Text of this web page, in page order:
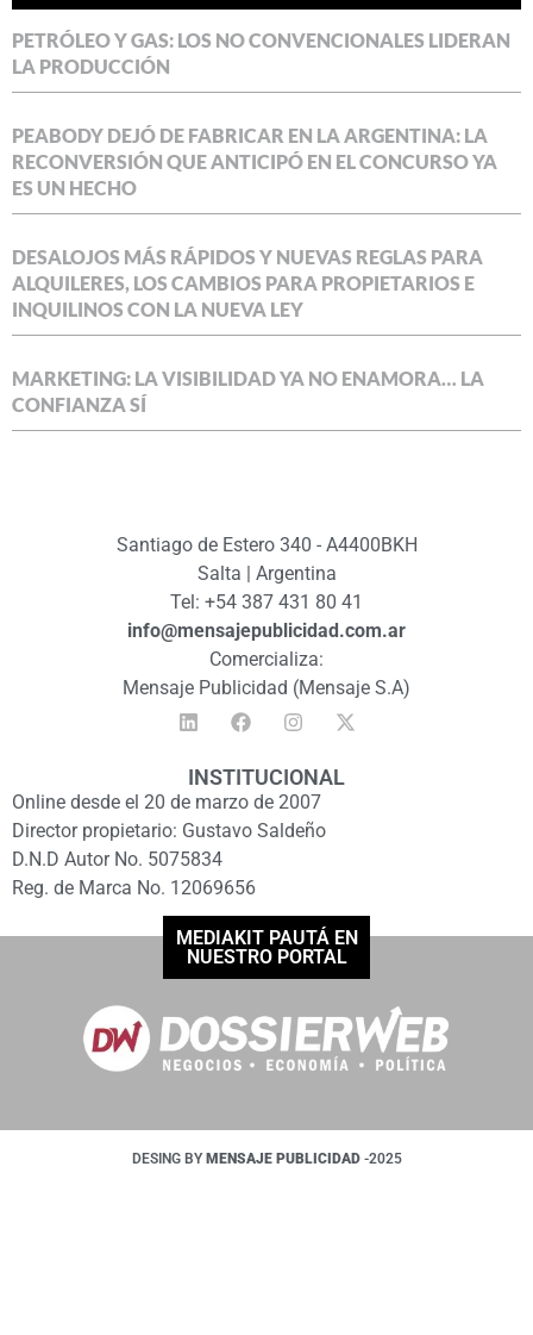
PETRÓLEO Y GAS: LOS NO CONVENCIONALES LIDERAN
LA PRODUCCIÓN
PEABODY DEJÓ DE FABRICAR EN LA ARGENTINA: LA
RECONVERSIÓN QUE ANTICIPÓ EN EL CONCURSO YA
ES UN HECHO
DESALOJOS MÁS RÁPIDOS Y NUEVAS REGLAS PARA
ALQUILERES, LOS CAMBIOS PARA PROPIETARIOS E
INQUILINOS CON LA NUEVA LEY
MARKETING: LA VISIBILIDAD YA NO ENAMORA… LA
CONFIANZA SÍ
Santiago de Estero 340 - A4400BKH
Salta | Argentina
Tel: +54 387 431 80 41
info@mensajepublicidad.com.ar
Comercializa:
Mensaje Publicidad (Mensaje S.A)
INSTITUCIONAL
Online desde el 20 de marzo de 2007
Director propietario: Gustavo Saldeño
D.N.D Autor No. 5075834
Reg. de Marca No. 12069656
MEDIAKIT PAUTÁ EN
NUESTRO PORTAL
DESING BY MENSAJE PUBLICIDAD -2025